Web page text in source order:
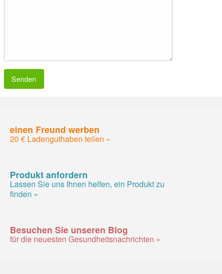
Senden
einen Freund werben
20 € Ladenguthaben teilen »
Produkt anfordern
Lassen Sie uns Ihnen helfen, ein Produkt zu
finden »
Besuchen Sie unseren Blog
für die neuesten Gesundheitsnachrichten »